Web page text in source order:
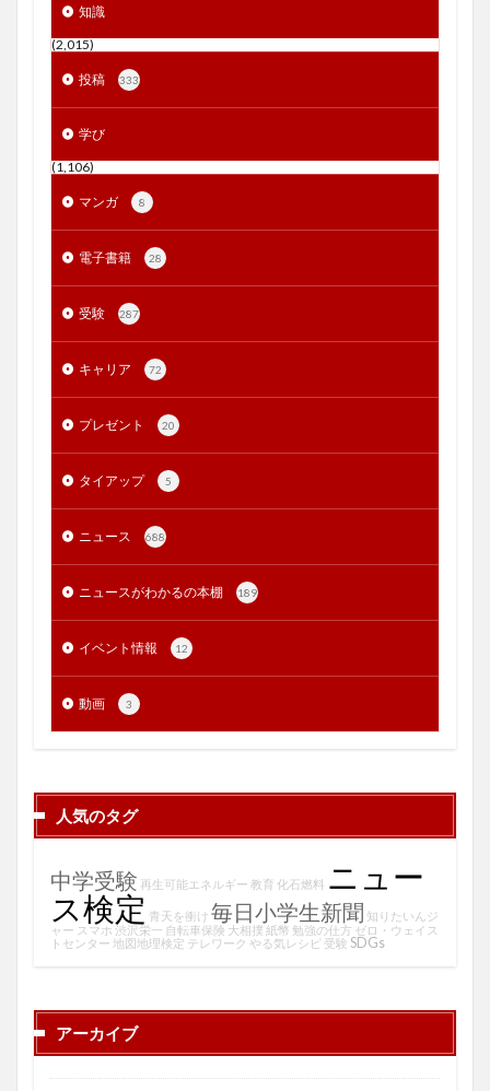
知識
(2,015)
投稿 333
学び
(1,106)
マンガ 8
電子書籍 28
受験 287
キャリア 72
プレゼント 20
タイアップ 5
ニュース 688
ニュースがわかるの本棚 189
イベント情報 12
動画 3
人気のタグ
中学受験 再生可能エネルギー 教育 化石燃料 ニュー
ス検定 青天を衝け 毎日小学生新聞 知りたいんジ
ャー スマホ 渋沢栄一 自転車保険 大相撲 紙幣 勉強の仕方 ゼロ・ウェイス
トセンター 地図地理検定 テレワーク やる気レシピ 受験 SDGs
アーカイブ